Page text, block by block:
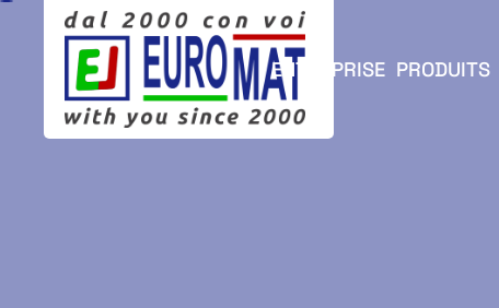
ENTERPRISE PRODUITS